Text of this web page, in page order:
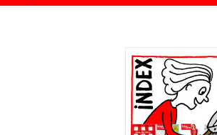
Primaire
Sidebar